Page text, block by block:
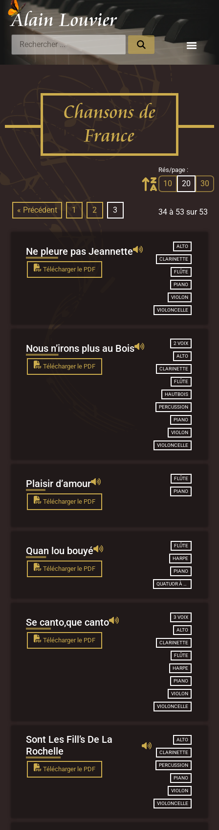
Alain LouvierCompositeur
Chansons de
France
Rés/page :
10 20 30
« Précédent 1 2 3 34 à 53 sur 53
Ne pleure pas Jeannette
Télécharger le PDF
ALTO
CLARINETTE
FLÛTE
PIANO
VIOLON
VIOLONCELLE
Nous n’irons plus au Bois
Télécharger le PDF
2 VOIX
ALTO
CLARINETTE
FLÛTE
HAUTBOIS
PERCUSSION
PIANO
VIOLON
VIOLONCELLE
Plaisir d’amour
Télécharger le PDF
FLÛTE
PIANO
Quan lou bouyé
Télécharger le PDF
FLÛTE
HARPE
PIANO
Se canto,que canto
Télécharger le PDF
3 VOIX
ALTO
CLARINETTE
FLÛTE
HARPE
PIANO
VIOLON
VIOLONCELLE
Sont Les Fill’s De La
Rochelle
Télécharger le PDF
ALTO
CLARINETTE
PERCUSSION
PIANO
VIOLON
VIOLONCELLE